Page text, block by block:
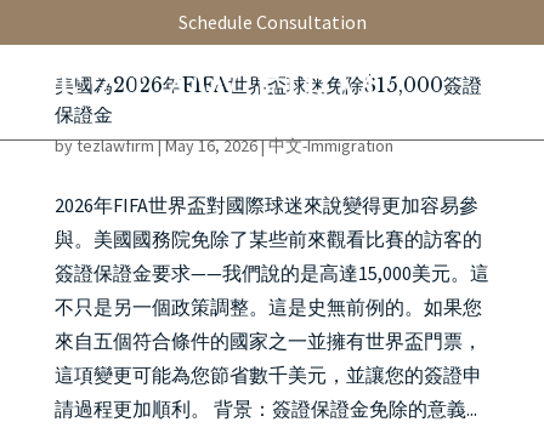
Schedule Consultation
美國為2026年FIFA世界盃球迷免除$15,000簽證
保證金
bytezlawfirm|May 16, 2026|中文-Immigration
2026年FIFA世界盃對國際球迷來說變得更加容易參
與。美國國務院免除了某些前來觀看比賽的訪客的
簽證保證金要求——我們說的是高達15,000美元。這
不只是另一個政策調整。這是史無前例的。如果您
來自五個符合條件的國家之一並擁有世界盃門票，
這項變更可能為您節省數千美元，並讓您的簽證申
請過程更加順利。 背景：簽證保證金免除的意義...